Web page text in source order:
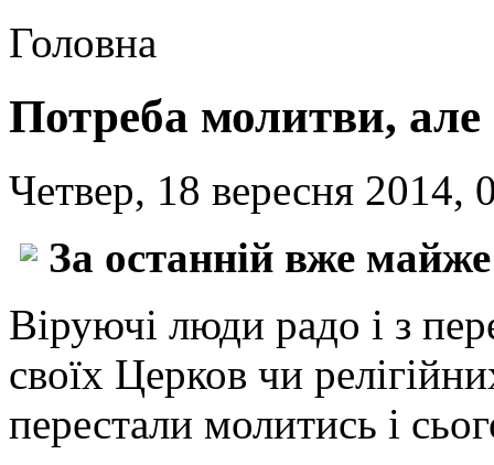
Головна
Потреба молитви, але
Четвер, 18 вересня 2014,
За останній вже
Віруючі люди радо і з
своїх Церков чи
перестали молитись і